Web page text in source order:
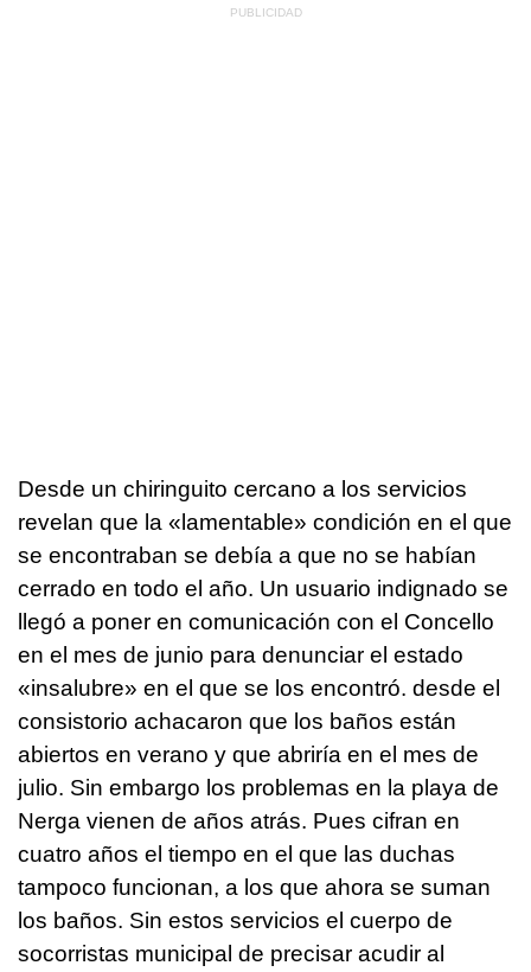
Desde un chiringuito cercano a los servicios
revelan que la «lamentable» condición en el que
se encontraban se debía a que no se habían
cerrado en todo el año. Un usuario indignado se
llegó a poner en comunicación con el Concello
en el mes de junio para denunciar el estado
«insalubre» en el que se los encontró. desde el
consistorio achacaron que los baños están
abiertos en verano y que abriría en el mes de
julio. Sin embargo los problemas en la playa de
Nerga vienen de años atrás. Pues cifran en
cuatro años el tiempo en el que las duchas
tampoco funcionan, a los que ahora se suman
los baños. Sin estos servicios el cuerpo de
socorristas municipal de precisar acudir al